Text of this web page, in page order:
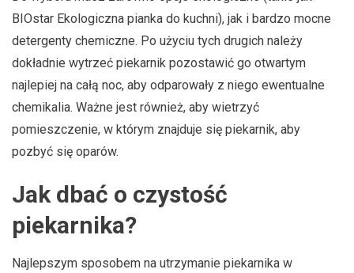
BIOstar Ekologiczna pianka do kuchni), jak i bardzo mocne
detergenty chemiczne. Po użyciu tych drugich należy
dokładnie wytrzeć piekarnik pozostawić go otwartym
najlepiej na całą noc, aby odparowały z niego ewentualne
chemikalia. Ważne jest również, aby wietrzyć
pomieszczenie, w którym znajduje się piekarnik, aby
pozbyć się oparów.
Jak dbać o czystość
piekarnika?
Najlepszym sposobem na utrzymanie piekarnika w